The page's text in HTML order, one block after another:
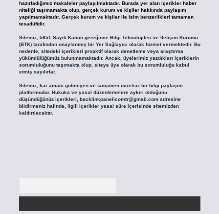
hazırladığımız makaleler paylaşılmaktadır. Burada yer alan içerikler haber
niteliği taşımamakta olup, gerçek kurum ve kişiler hakkında paylaşım
yapılmamaktadır. Gerçek kurum ve kişiler ile isim benzerlikleri tamamen
tesadüfidir.
Sitemiz, 5651 Sayılı Kanun gereğince Bilgi Teknolojileri ve İletişim Kurumu
(BTK) tarafından onaylanmış bir Yer Sağlayıcı olarak hizmet vermektedir. Bu
nedenle, sitedeki içerikleri proaktif olarak denetleme veya araştırma
yükümlülüğümüz bulunmamaktadır. Ancak, üyelerimiz yazdıkları içeriklerin
sorumluluğunu taşımakta olup, siteye üye olarak bu sorumluluğu kabul
etmiş sayılırlar.
Sitemiz, kar amacı gütmeyen ve tamamen ücretsiz bir bilgi paylaşım
platformudur. Hukuka ve yasal düzenlemelere aykırı olduğunu
düşündüğünüz içerikleri, backlinkpanelicomtr@gmail.comadresine
bildirmeniz halinde, ilgili içerikler yasal süre içerisinde sitemizden
kaldırılacaktır.